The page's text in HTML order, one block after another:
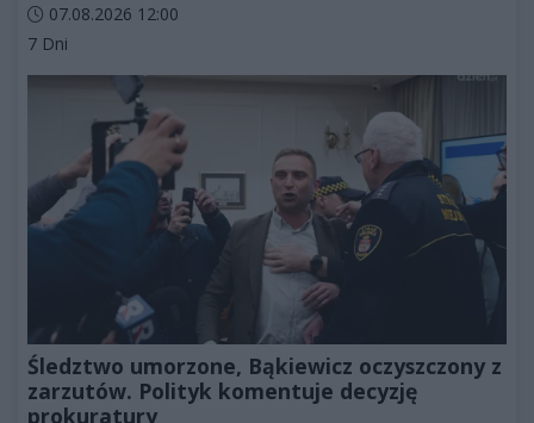
Data dodania artykułu:
07.08.2026 12:00
Kategorie artykułu:
7 Dni
Śledztwo umorzone, Bąkiewicz oczyszczony z
zarzutów. Polityk komentuje decyzję
prokuratury